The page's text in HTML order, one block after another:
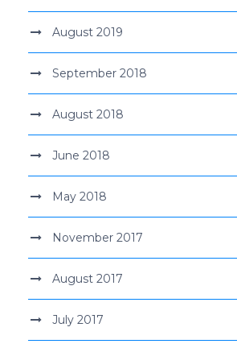
August 2019
September 2018
August 2018
June 2018
May 2018
November 2017
August 2017
July 2017